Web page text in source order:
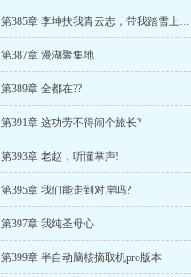
第385章 李坤扶我青云志，带我踏雪上山颠!
第387章 漫湖聚集地
第389章 全都在??
第391章 这功劳不得闹个旅长?
第393章 老赵，听懂掌声!
第395章 我们能走到对岸吗?
第397章 我纯圣母心
第399章 半自动脑核摘取机pro版本